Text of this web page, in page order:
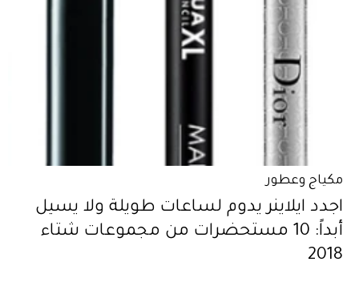
مكياج وعطور
اجدد ايلاينر يدوم لساعات طويلة ولا يسيل
أبداً: 10 مستحضرات من مجموعات شتاء
2018